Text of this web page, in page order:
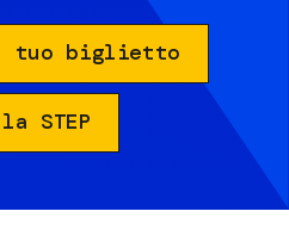
tuo biglietto
STEP